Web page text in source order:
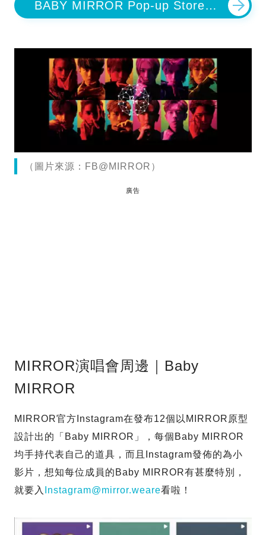
BABY MIRROR Pop-up Store時
代/The ONE場取消
（圖片來源：FB@MIRROR）
廣告
MIRROR演唱會周邊｜Baby
MIRROR
MIRROR官方Instagram在發布12個以MIRROR原型
設計出的「Baby MIRROR」，每個Baby MIRROR
均手持代表自己的道具，而且Instagram發佈的為小
影片，想知每位成員的Baby MIRROR有甚麼特別，
就要入 Instagram@mirror.weare看啦！